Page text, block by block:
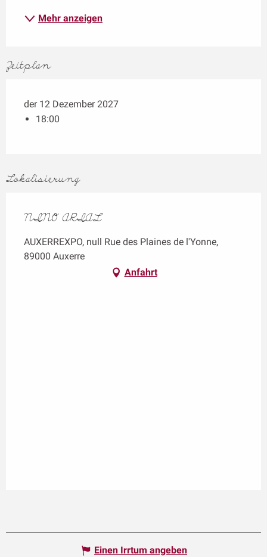
Mehr anzeigen
Zeitplan
der 12 Dezember 2027
18:00
Lokalisierung
NINO ARIAL
AUXERREXPO, null Rue des Plaines de l'Yonne,
89000 Auxerre
Anfahrt
Einen Irrtum angeben